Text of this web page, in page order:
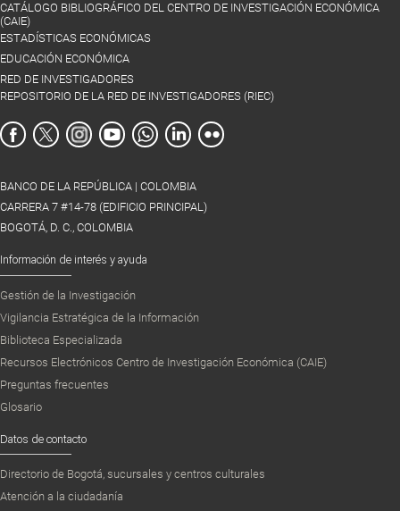
CATÁLOGO BIBLIOGRÁFICO DEL CENTRO DE INVESTIGACIÓN ECONÓMICA
(CAIE)
ESTADÍSTICAS ECONÓMICAS
EDUCACIÓN ECONÓMICA
RED DE INVESTIGADORES
REPOSITORIO DE LA RED DE INVESTIGADORES (RIEC)
BANCO DE LA REPÚBLICA | COLOMBIA
CARRERA 7 #14-78 (EDIFICIO PRINCIPAL)
BOGOTÁ, D. C., COLOMBIA
Información de interés y ayuda
Gestión de la Investigación
Vigilancia Estratégica de la Información
Biblioteca Especializada
Recursos Electrónicos Centro de Investigación Económica (CAIE)
Preguntas frecuentes
Glosario
Datos de contacto
Directorio de Bogotá, sucursales y centros culturales
Atención a la ciudadanía